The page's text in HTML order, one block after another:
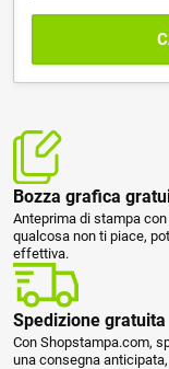
Bozza grafica
Anteprima di stampa
qualcosa non ti piace,
effettiva.
Spedizione gratuita
Con Shopstampa.com,
una consegna